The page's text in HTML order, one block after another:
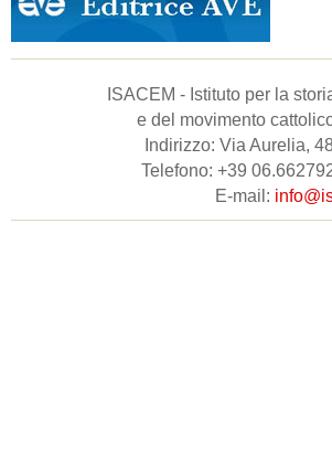
ISACEM - Istituto per la
e del movimento
Indirizzo: Via Aurelia,
Telefono: +39
E-mail: